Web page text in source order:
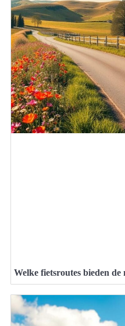
Welke fietsroutes bieden de